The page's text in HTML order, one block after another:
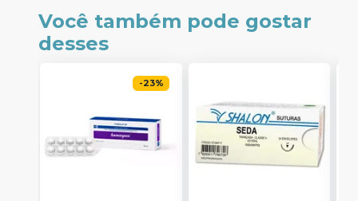
Você também pode gostar
desses
-23%